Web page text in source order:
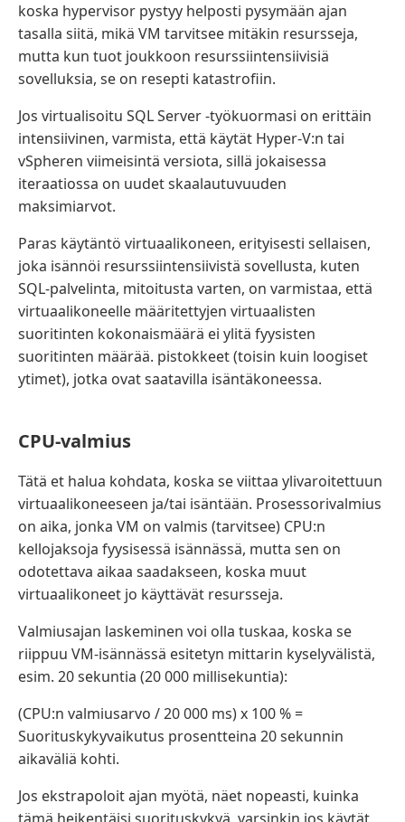
koska hypervisor pystyy helposti pysymään ajan
tasalla siitä, mikä VM tarvitsee mitäkin resursseja,
mutta kun tuot joukkoon resurssiintensiivisiä
sovelluksia, se on resepti katastrofiin.
Jos virtualisoitu SQL Server -työkuormasi on erittäin
intensiivinen, varmista, että käytät Hyper-V:n tai
vSpheren viimeisintä versiota, sillä jokaisessa
iteraatiossa on uudet skaalautuvuuden
maksimiarvot.
Paras käytäntö virtuaalikoneen, erityisesti sellaisen,
joka isännöi resurssiintensiivistä sovellusta, kuten
SQL-palvelinta, mitoitusta varten, on varmistaa, että
virtuaalikoneelle määritettyjen virtuaalisten
suoritinten kokonaismäärä ei ylitä fyysisten
suoritinten määrää. pistokkeet (toisin kuin loogiset
ytimet), jotka ovat saatavilla isäntäkoneessa.
CPU-valmius
Tätä et halua kohdata, koska se viittaa ylivaroitettuun
virtuaalikoneeseen ja/tai isäntään. Prosessorivalmius
on aika, jonka VM on valmis (tarvitsee) CPU:n
kellojaksoja fyysisessä isännässä, mutta sen on
odotettava aikaa saadakseen, koska muut
virtuaalikoneet jo käyttävät resursseja.
Valmiusajan laskeminen voi olla tuskaa, koska se
riippuu VM-isännässä esitetyn mittarin kyselyvälistä,
esim. 20 sekuntia (20 000 millisekuntia):
(CPU:n valmiusarvo / 20 000 ms) x 100 % =
Suorituskykyvaikutus prosentteina 20 sekunnin
aikaväliä kohti.
Jos ekstrapoloit ajan myötä, näet nopeasti, kuinka